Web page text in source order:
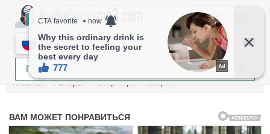
МЕНЮ
RU
Главная Авторы Автор Юрий Гагарин